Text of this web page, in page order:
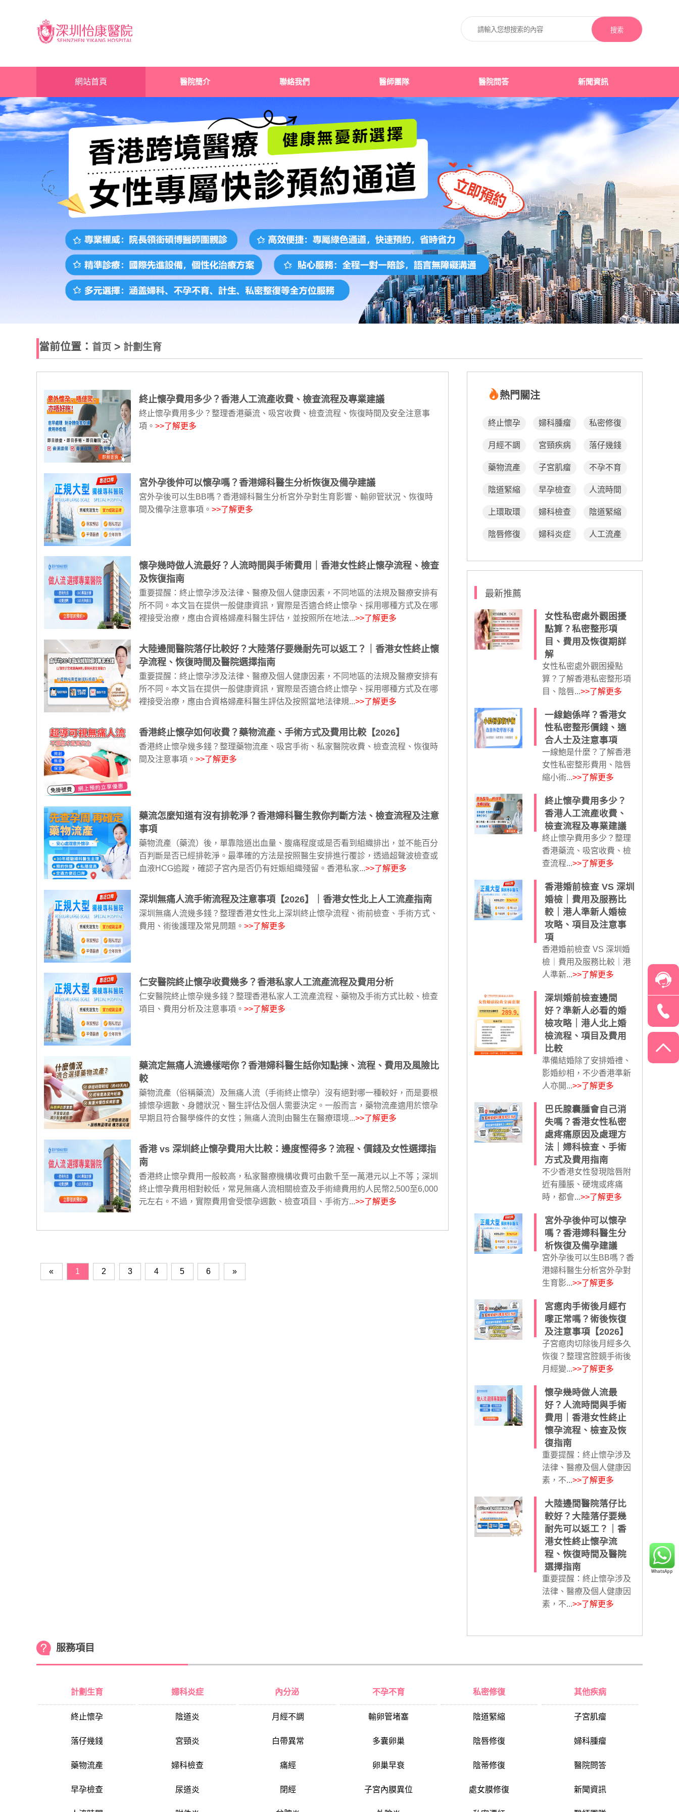
搜索
網站首頁 醫院簡介 聯絡我們 醫師團隊 醫院問答 新聞資訊
當前位置： 首页 > 計劃生育
終止懷孕費用多少？香港人工流產收費、檢查流程及專業建議
終止懷孕費用多少？整理香港藥流、吸宮收費、檢查流程、恢復時間及安全注意事
項。>>了解更多
宮外孕後仲可以懷孕嗎？香港婦科醫生分析恢復及備孕建議
宮外孕後可以生BB嗎？香港婦科醫生分析宮外孕對生育影響、輸卵管狀況、恢復時
間及備孕注意事項。>>了解更多
懷孕幾時做人流最好？人流時間與手術費用｜香港女性終止懷孕流程、檢查
及恢復指南
重要提醒：終止懷孕涉及法律、醫療及個人健康因素，不同地區的法規及醫療安排有
所不同。本文旨在提供一般健康資訊，實際是否適合終止懷孕、採用哪種方式及在哪
裡接受治療，應由合資格婦產科醫生評估，並按照所在地法...>>了解更多
大陸邊間醫院落仔比較好？大陸落仔要幾耐先可以返工？｜香港女性終止懷
孕流程、恢復時間及醫院選擇指南
重要提醒：終止懷孕涉及法律、醫療及個人健康因素，不同地區的法規及醫療安排有
所不同。本文旨在提供一般健康資訊，實際是否適合終止懷孕、採用哪種方式及在哪
裡接受治療，應由合資格婦產科醫生評估及按照當地法律規...>>了解更多
香港終止懷孕如何收費？藥物流產、手術方式及費用比較【2026】
香港終止懷孕幾多錢？整理藥物流產、吸宮手術、私家醫院收費、檢查流程、恢復時
間及注意事項。>>了解更多
藥流怎麼知道有沒有排乾淨？香港婦科醫生教你判斷方法、檢查流程及注意
事項
藥物流產（藥流）後，單靠陰道出血量、腹痛程度或是否看到組織排出，並不能百分
百判斷是否已經排乾淨。最準確的方法是按照醫生安排進行覆診，透過超聲波檢查或
血液HCG追蹤，確認子宮內是否仍有妊娠組織殘留。香港私家...>>了解更多
深圳無痛人流手術流程及注意事項【2026】｜香港女性北上人工流產指南
深圳無痛人流幾多錢？整理香港女性北上深圳終止懷孕流程、術前檢查、手術方式、
費用、術後護理及常見問題。>>了解更多
仁安醫院終止懷孕收費幾多？香港私家人工流產流程及費用分析
仁安醫院終止懷孕幾多錢？整理香港私家人工流產流程、藥物及手術方式比較、檢查
項目、費用分析及注意事項。>>了解更多
藥流定無痛人流邊樣啱你？香港婦科醫生話你知點揀、流程、費用及風險比
較
藥物流產（俗稱藥流）及無痛人流（手術終止懷孕）沒有絕對哪一種較好，而是要根
據懷孕週數、身體狀況、醫生評估及個人需要決定。一般而言，藥物流產適用於懷孕
早期且符合醫學條件的女性；無痛人流則由醫生在醫療環境...>>了解更多
香港 vs 深圳終止懷孕費用大比較：邊度慳得多？流程、價錢及女性選擇指
南
香港終止懷孕費用一般較高，私家醫療機構收費可由數千至一萬港元以上不等；深圳
終止懷孕費用相對較低，常見無痛人流相關檢查及手術總費用約人民幣2,500至6,000
元左右。不過，實際費用會受懷孕週數、檢查項目、手術方...>>了解更多
« 1 2 3 4 5 6 »
熱門關注
終止懷孕 婦科腫瘤 私密修復
月經不調 宮頸疾病 落仔幾錢
藥物流產 子宮肌瘤 不孕不育
陰道緊縮 早孕檢查 人流時間
上環取環 婦科檢查 陰道緊縮
陰唇修復 婦科炎症 人工流產
最新推薦
女性私密處外觀困擾
點算？私密整形項
目、費用及恢復期詳
解
女性私密處外觀困擾點
算？了解香港私密整形項
目、陰唇...>>了解更多
一線鮑係咩？香港女
性私密整形價錢、適
合人士及注意事項
一線鮑是什麼？了解香港
女性私密整形費用、陰唇
縮小術...>>了解更多
終止懷孕費用多少？
香港人工流產收費、
檢查流程及專業建議
終止懷孕費用多少？整理
香港藥流、吸宮收費、檢
查流程...>>了解更多
香港婚前檢查 VS 深圳
婚檢｜費用及服務比
較｜港人準新人婚檢
攻略、項目及注意事
項
香港婚前檢查 VS 深圳婚
檢｜費用及服務比較｜港
人準新...>>了解更多
深圳婚前檢查邊間
好？準新人必看的婚
檢攻略｜港人北上婚
檢流程、項目及費用
比較
準備結婚除了安排婚禮、
影婚紗相，不少香港準新
人亦開...>>了解更多
巴氏腺囊腫會自己消
失嗎？香港女性私密
處疼痛原因及處理方
法｜婦科檢查、手術
方式及費用指南
不少香港女性發現陰唇附
近有腫脹、硬塊或疼痛
時，都會...>>了解更多
宮外孕後仲可以懷孕
嗎？香港婦科醫生分
析恢復及備孕建議
宮外孕後可以生BB嗎？香
港婦科醫生分析宮外孕對
生育影...>>了解更多
宮瘜肉手術後月經冇
嚟正常嗎？術後恢復
及注意事項【2026】
子宮瘜肉切除後月經多久
恢復？整理宮腔鏡手術後
月經變...>>了解更多
懷孕幾時做人流最
好？人流時間與手術
費用｜香港女性終止
懷孕流程、檢查及恢
復指南
重要提醒：終止懷孕涉及
法律、醫療及個人健康因
素，不...>>了解更多
大陸邊間醫院落仔比
較好？大陸落仔要幾
耐先可以返工？｜香
港女性終止懷孕流
程、恢復時間及醫院
選擇指南
重要提醒：終止懷孕涉及
法律、醫療及個人健康因
素，不...>>了解更多
服務項目
計劃生育
終止懷孕
落仔幾錢
藥物流產
早孕檢查
婦科炎症
陰道炎
宮頸炎
婦科檢查
尿道炎
內分泌
月經不調
白帶異常
痛經
閉經
不孕不育
輸卵管堵塞
多囊卵巢
卵巢早衰
子宮內膜異位
私密修復
陰道緊縮
陰唇修復
陰蒂修復
處女膜修復
其他疾病
子宮肌瘤
婦科腫瘤
醫院問答
新聞資訊